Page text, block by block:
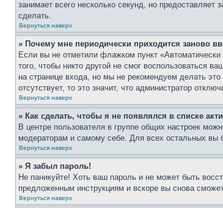
занимает всего несколько секунд, но
сделать.
Вернуться наверх
» Почему мне периодически приходится заново
Если вы не отметили флажком пункт
того, чтобы никто другой не смог воспользоваться
на странице входа, но мы не рекомендуем делать
отсутствует, то это значит, что администратор
Вернуться наверх
» Как сделать, чтобы я не появлялся в списке
В центре пользователя в группе общих настроек
модераторам и самому себе. Для всех остальных вы
Вернуться наверх
» Я забыл пароль!
Не паникуйте! Хоть ваш пароль и не может быть
предложенным инструкциям и вскоре вы снова
Вернуться наверх